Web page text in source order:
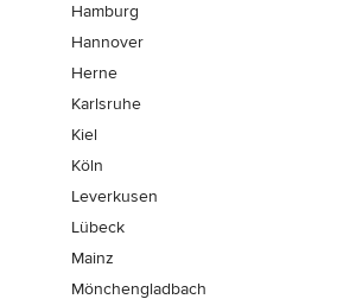
Hamburg
Hannover
Herne
Karlsruhe
Kiel
Köln
Leverkusen
Lübeck
Mainz
Mönchen­gladbach